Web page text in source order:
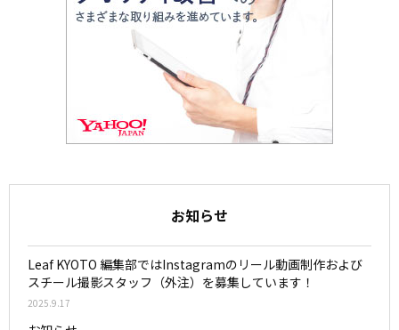
お知らせ
Leaf KYOTO 編集部ではInstagramのリール動画制作および
スチール撮影スタッフ（外注）を募集しています！
2025.9.17